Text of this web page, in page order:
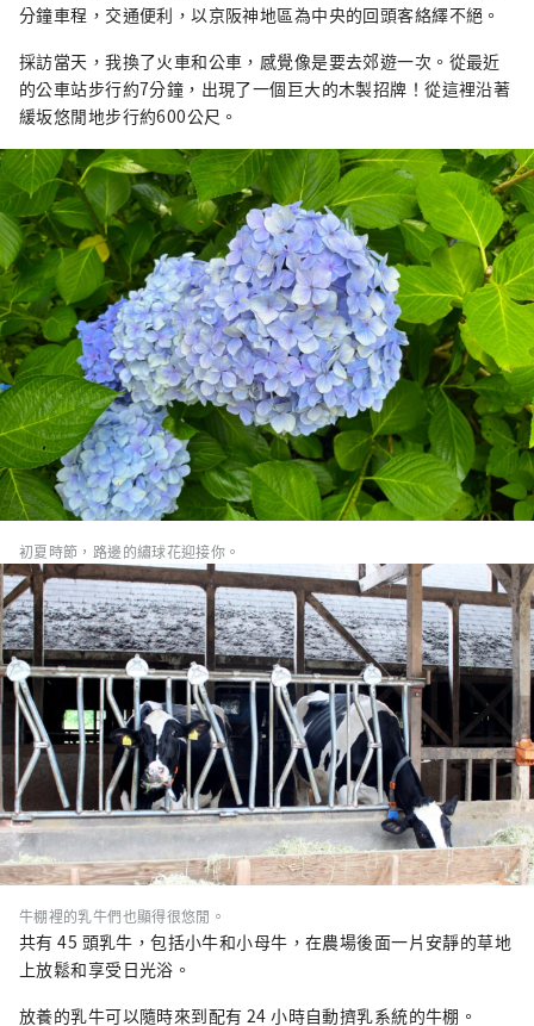
分鐘車程，交通便利，以京阪神地區為中央的回頭客絡繹不絕。
採訪當天，我換了火車和公車，感覺像是要去郊遊一次。從最近
的公車站步行約7分鐘，出現了一個巨大的木製招牌！從這裡沿著
緩坂悠閒地步行約600公尺。
初夏時節，路邊的繡球花迎接你。
牛棚裡的乳牛們也顯得很悠閒。
共有 45 頭乳牛，包括小牛和小母牛，在農場後面一片安靜的草地
上放鬆和享受日光浴。
放養的乳牛可以隨時來到配有 24 小時自動擠乳系統的牛棚。